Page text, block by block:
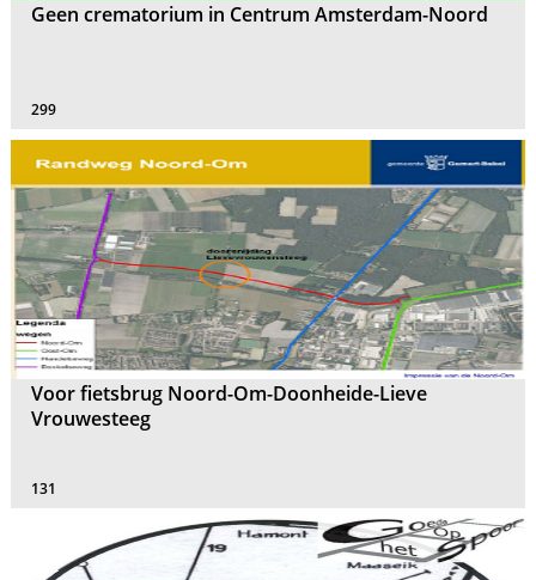
Geen crematorium in Centrum Amsterdam-Noord
299
Voor fietsbrug Noord-Om-Doonheide-Lieve
Vrouwesteeg
131